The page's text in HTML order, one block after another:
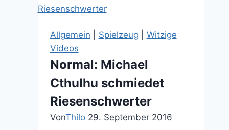
Allgemein Spielzeug
Witzige
Videos
Normal: Michael
Cthulhu schmiedet
Riesenschwerter
VonThilo 29. September 2016